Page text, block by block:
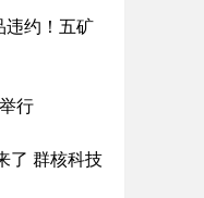
违约！五矿
行
了 群核科技